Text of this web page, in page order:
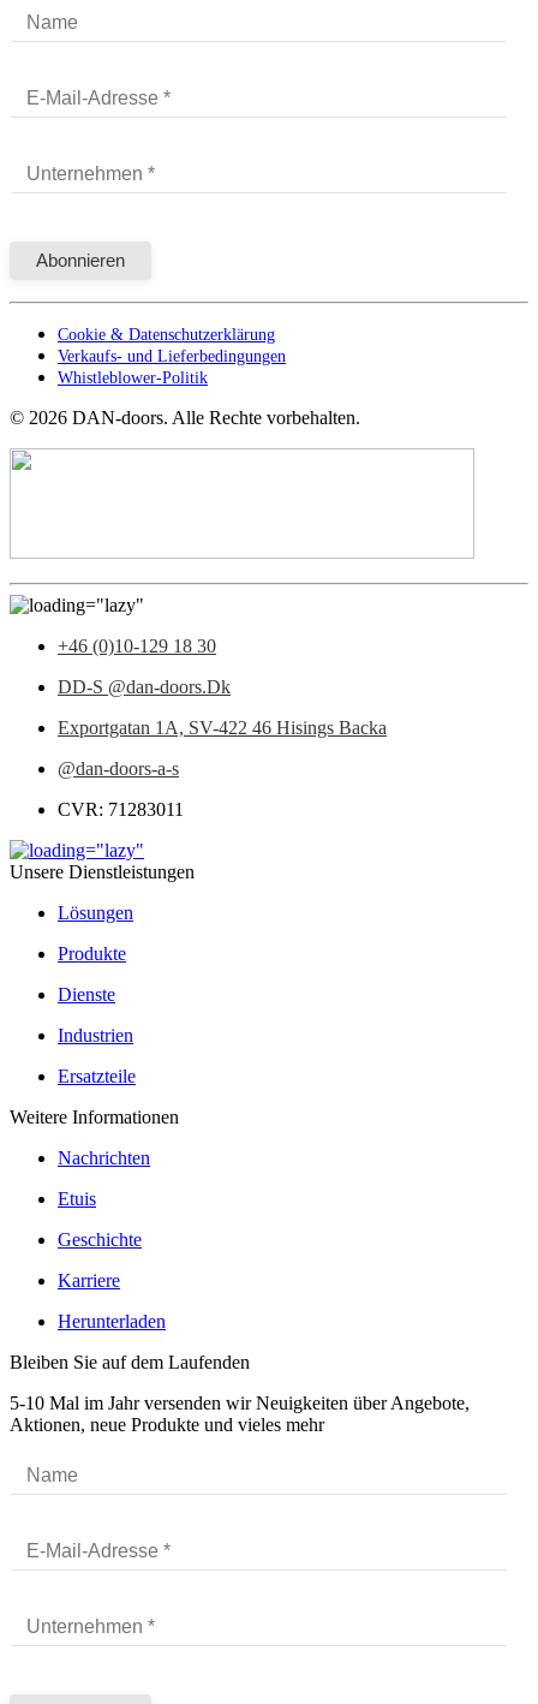
Cookie & Datenschutzerklärung
Verkaufs- und Lieferbedingungen
Whistleblower-Politik
© 2026 DAN-doors. Alle Rechte vorbehalten.
+46 (0)10-129 18 30
DD-S @dan-doors.Dk
Exportgatan 1A, SV-422 46 Hisings Backa
@dan-doors-a-s
CVR: 71283011
Unsere Dienstleistungen
Lösungen
Produkte
Dienste
Industrien
Ersatzteile
Weitere Informationen
Nachrichten
Etuis
Geschichte
Karriere
Herunterladen
Bleiben Sie auf dem Laufenden
5-10 Mal im Jahr versenden wir Neuigkeiten über Angebote,
Aktionen, neue Produkte und vieles mehr